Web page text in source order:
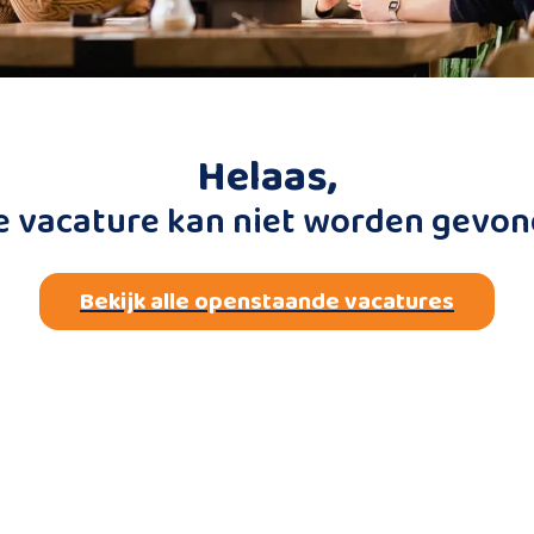
Helaas,
vacature kan niet worden
Bekijk alle openstaande vacatures